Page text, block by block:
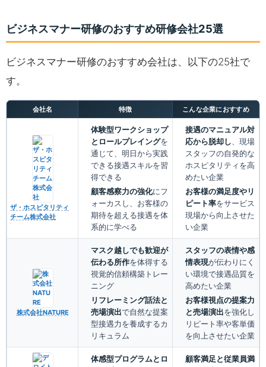
ビジネスマナー研修のおすすめ研修会社25選
ビジネスマナー研修のおすすめ会社は、以下の25社で
す。
会社名 特徴 こんな企業におすすめ
ザ・ホスピタリティ
チーム株式会社
体験型ワークショップ
とロールプレイングを
通じて、明日から実践
できる接遇スキルを習
得できる
顧客感察力の強化にフ
ォーカスし、お客様の
期待を超える接遇を体
系的に学べる
接遇のマニュアル対
応から脱却し 、現場
スタッフの自発的な
ホスピタリティを高
めたい企業
お客様の満足度やリ
ピート率をサービス
現場から向上させた
い企業
株式会社NATURE
マスク越しでも歓迎が
伝わる所作を体得する
視覚的信頼構築トレー
ニング
リフレーミング話法と
売場演出で自然な提案
型接遇力を養成するカ
リキュラム
スタッフの表情や感
情表現が伝わりにく
い環境で接遇品質を
高めたい企業
お客様視点の提案力
と売場演出を強化し
リピート率や客単価
を向上させたい企業
体感型プログラムとロ
顧客満足と従業員満